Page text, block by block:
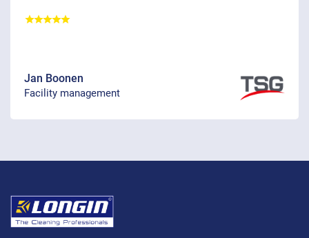
Jan Boonen
Facility management